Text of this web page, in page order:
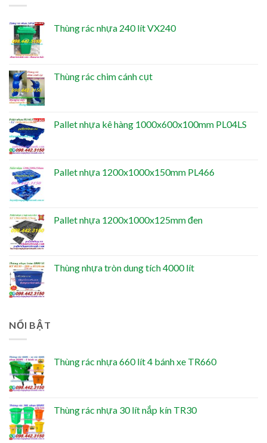
Thùng rác nhựa 240 lít VX240
Thùng rác chim cánh cụt
Pallet nhựa kê hàng 1000x600x100mm PL04LS
Pallet nhựa 1200x1000x150mm PL466
Pallet nhựa 1200x1000x125mm đen
Thùng nhựa tròn dung tích 4000 lít
NỔI BẬT
Thùng rác nhựa 660 lít 4 bánh xe TR660
Thùng rác nhựa 30 lít nắp kín TR30